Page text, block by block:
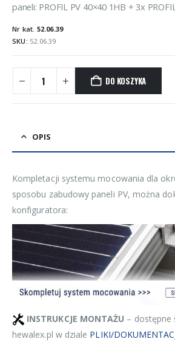
paneli: PROFIL PV 40×40 1HB + 3x
Nr kat. 52.06.39
SKU: 52.06.39
DO KOSZYKA
OPIS
Kompletacji systemu mocowania dla
sposobu zabudowy paneli PV, można
konfiguratora:
INSTRUKCJE MONTAŻU – dostępne
hewalex.pl w dziale PLIKI/